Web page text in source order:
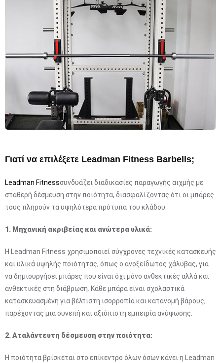
Γιατί να επιλέξετε Leadman Fitness Barbells;
Leadman Fitnessσυνδυάζει διαδικασίες παραγωγής αιχμής με
σταθερή δέσμευση στην ποιότητα, διασφαλίζοντας ότι οι μπάρες
τους πληρούν τα υψηλότερα πρότυπα του κλάδου.
1. Μηχανική ακριβείας και ανώτερα υλικά:
Η Leadman Fitness χρησιμοποιεί σύγχρονες τεχνικές κατασκευής
και υλικά υψηλής ποιότητας, όπως ο ανοξείδωτος χάλυβας, για
να δημιουργήσει μπάρες που είναι όχι μόνο ανθεκτικές αλλά και
ανθεκτικές στη διάβρωση. Κάθε μπάρα είναι σχολαστικά
κατασκευασμένη για βέλτιστη ισορροπία και κατανομή βάρους,
παρέχοντας μια συνεπή και αξιόπιστη εμπειρία ανύψωσης.
2. Αταλάντευτη δέσμευση στην ποιότητα:
Η ποιότητα βρίσκεται στο επίκεντρο όλων όσων κάνει η Leadman